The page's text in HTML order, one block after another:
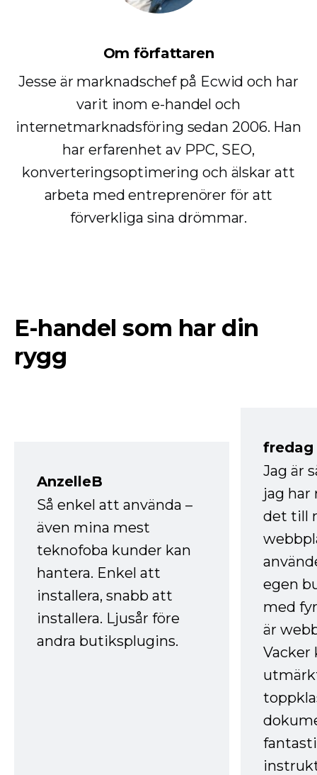
Om författaren
Jesse är marknadschef på Ecwid och har
varit inom e-handel och
internetmarknadsföring sedan 2006. Han
har erfarenhet av PPC, SEO,
konverteringsoptimering och älskar att
arbeta med entreprenörer för att
förverkliga sina drömmar.
E-handel som har din
rygg
AnzelleB
Så enkel att använda –
även mina mest
teknofoba kunder kan
hantera. Enkel att
installera, snabb att
installera. Ljusår före
andra butiksplugins.
fredag
Jag är
jag
det till
egen
med
är
Vacker